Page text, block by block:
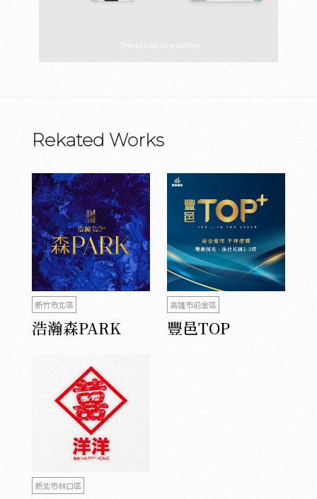
Rekated Works
新竹市北區
浩瀚森PARK
高雄市前金區
豐邑TOP
新北市林口區